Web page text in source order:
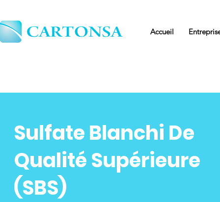
Accueil
Sulfate Blanchi De
Qualité Supérieure
(SBS)